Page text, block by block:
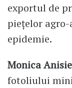
exportul de
piețelor
epidemie.
Monica Anisie
fotoliului